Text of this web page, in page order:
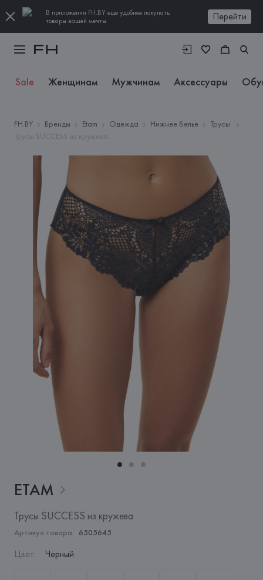
В приложении FH.BY еще удобнее покупать
товары вашей мечты
Перейти
Sale Женщинам Мужчинам Аксессуары
FH.BY Бренды Etam Одежда Нижнее белье
Трусы
Трусы SUCCESS из кружева
ETAM
Трусы SUCCESS из кружева
Артикул товара: 6505645
Цвет: Черный